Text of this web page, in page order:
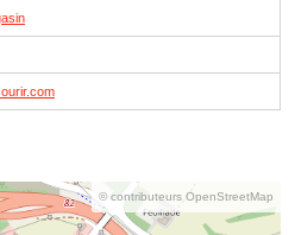
© contributeurs OpenStreetMap